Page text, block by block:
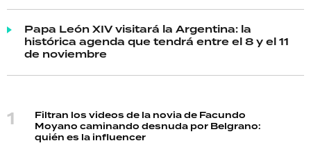
Papa León XIV visitará la Argentina: la
histórica agenda que tendrá entre el 8 y el 11
de noviembre
Filtran los videos de la novia de Facundo
Moyano caminando desnuda por Belgrano:
quién es la influencer